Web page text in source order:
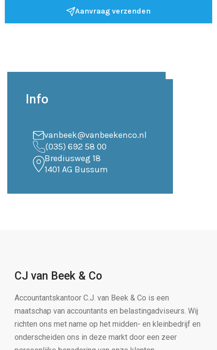
Aanvraag verzenden
Info
vanbeek@vanbeekenco.nl
(035) 692 58 00
Brediusweg 18
1401 AG Bussum
CJ van Beek & Co
Accountantskantoor C.J. van Beek & Co is een
maatschap van accountants en belastingadviseurs. Wij
richten ons met name op het midden- en kleinbedrijf en
onderscheiden ons in deze markt door een zeer